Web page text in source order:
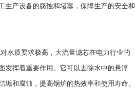
生产设备的腐蚀和堵塞，保障生产的安全和
水质要求极高，大流量滤芯在电力行业的
发挥着重要作用。它可以去除水中的悬浮
垢和腐蚀，提高锅炉的热效率和使用寿命。